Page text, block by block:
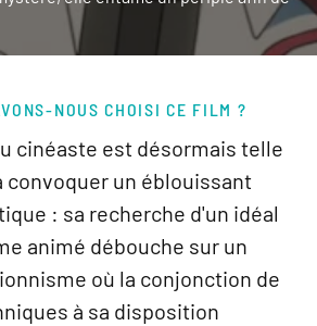
NOUS CHOISI CE FILM ?
cinéaste est désormais telle
convoquer un éblouissant
: sa recherche d'un idéal
animé débouche sur un
où la conjonction de
à sa disposition